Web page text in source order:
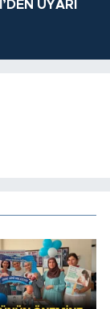
UYARI